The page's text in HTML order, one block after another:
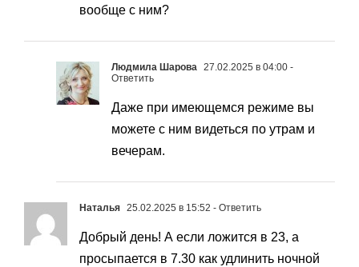
вообще с ним?
Людмила Шарова 27.02.2025 в 04:00 -
Ответить
Даже при имеющемся режиме вы
можете с ним видеться по утрам и
вечерам.
Наталья 25.02.2025 в 15:52 - Ответить
Добрый день! А если ложится в 23, а
просыпается в 7.30 как удлинить ночной